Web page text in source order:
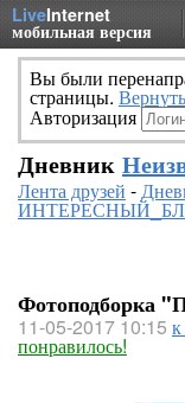
LiveInternet
мобильная версия
Вы были
страницы.
Авторизация
Дневник
Лента друзей -
Фотоподборка
11-05-2017 10:15
понравилось!